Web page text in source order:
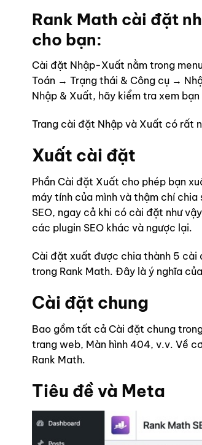
Rank Math cài đặt
cho bạn:
Cài đặt Nhập-Xuất nằm trong
Toán → Trạng thái & Công cụ →
Nhập & Xuất, hãy kiểm tra xem
Trang cài đặt Nhập và Xuất có rất
Xuất cài đặt
Phần Cài đặt Xuất cho phép bạn
máy tính của mình và thậm chí
SEO, ngay cả khi có cài đặt như
các plugin SEO khác và ngược lại.
Cài đặt xuất được chia thành 5 cài
trong Rank Math. Đây là ý nghĩa
Cài đặt chung
Bao gồm tất cả Cài đặt chung
trang web, Màn hình 404, v.v. Về
Rank Math.
Tiêu đề và Meta